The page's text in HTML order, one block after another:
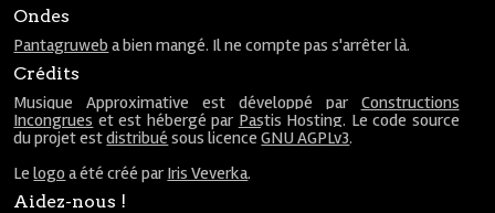
Ondes
Pantagruweb a bien mangé. Il ne compte pas s'arrêter là.
Crédits
Musique Approximative est développé par Constructions
Incongrues et est hébergé par Pastis Hosting. Le code source
du projet estdistribué sous licenceGNU AGPLv3.
Lelogo a été créé par Iris Veverka.
Aidez-nous !